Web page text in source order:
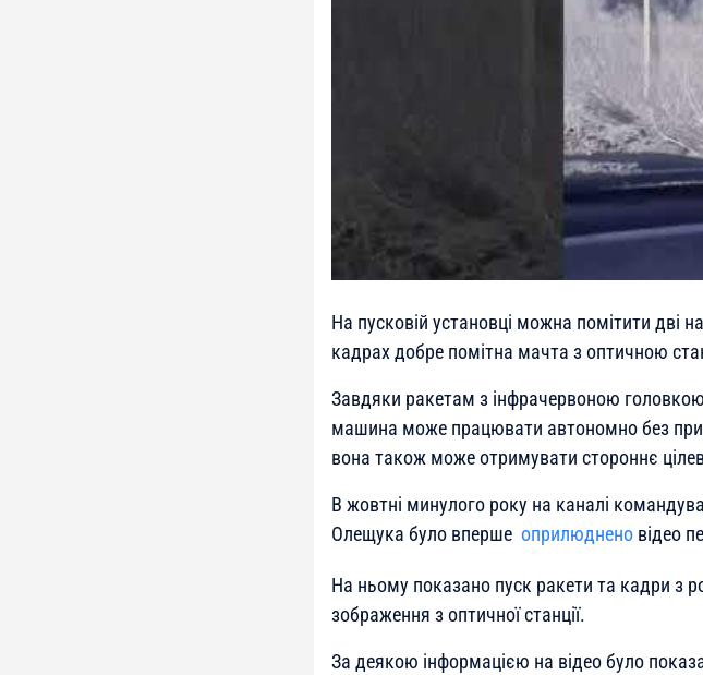
На пусковій установці можна помітити дві
кадрах добре помітна мачта з оптичною
Завдяки ракетам з інфрачервоною
машина може працювати автономно без
вона також може отримувати стороннє
В жовтні минулого року на каналі
Олещука було вперше оприлюднено відео
На ньому показано пуск ракети та кадри з
зображення з оптичної станції.
За деякою інформацією на відео було